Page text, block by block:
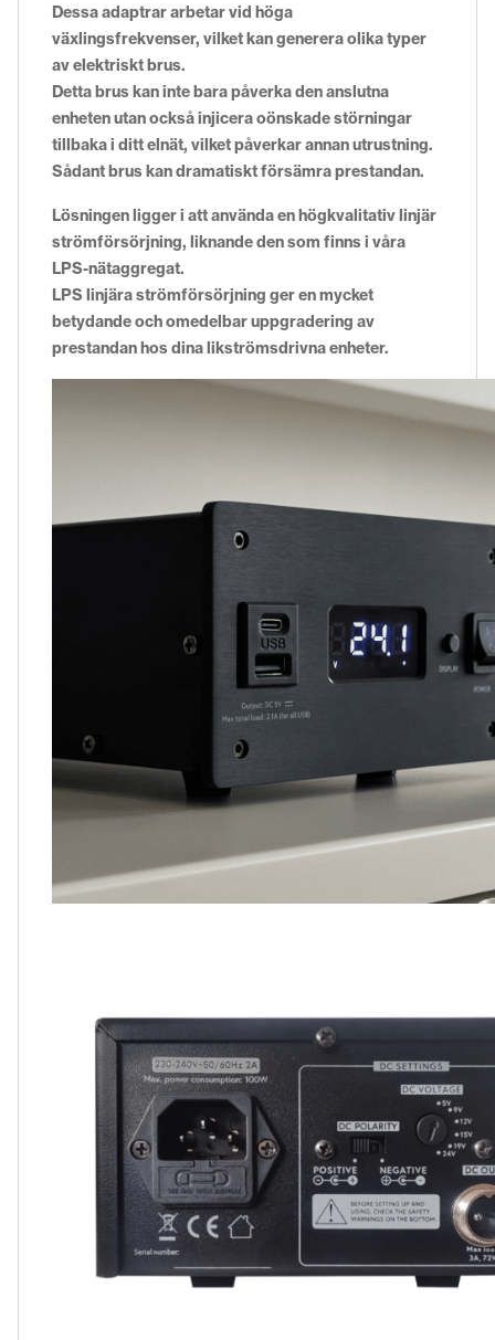
Dessa adaptrar arbetar vid höga
växlingsfrekvenser, vilket kan generera olika typer
av elektriskt brus.
Detta brus kan inte bara påverka den anslutna
enheten utan också injicera oönskade störningar
tillbaka i ditt elnät, vilket påverkar annan utrustning.
Sådant brus kan dramatiskt försämra prestandan.
Lösningen ligger i att använda en högkvalitativ linjär
strömförsörjning, liknande den som finns i våra
LPS-nätaggregat.
LPS linjära strömförsörjning ger en mycket
betydande och omedelbar uppgradering av
prestandan hos dina likströmsdrivna enheter.